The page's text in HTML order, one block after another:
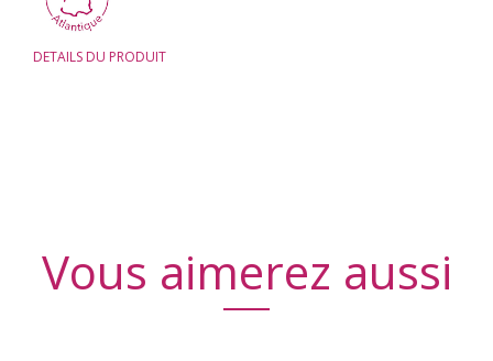
DETAILS DU PRODUIT
Vous aimerez aussi